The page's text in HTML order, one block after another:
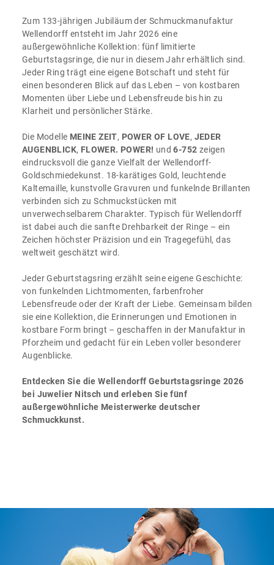
Zum 133-jährigen Jubiläum der Schmuckmanufaktur
Wellendorff entsteht im Jahr 2026 eine
außergewöhnliche Kollektion: fünf limitierte
Geburtstagsringe, die nur in diesem Jahr erhältlich sind.
Jeder Ring trägt eine eigene Botschaft und steht für
einen besonderen Blick auf das Leben – von kostbaren
Momenten über Liebe und Lebensfreude bis hin zu
Klarheit und persönlicher Stärke.
Die Modelle MEINE ZEIT, POWER OF LOVE, JEDER
AUGENBLICK, FLOWER. POWER! und6-752 zeigen
eindrucksvoll die ganze Vielfalt der Wellendorff-
Goldschmiedekunst. 18-karätiges Gold, leuchtende
Kaltemaille, kunstvolle Gravuren und funkelnde Brillanten
verbinden sich zu Schmuckstücken mit
unverwechselbarem Charakter. Typisch für Wellendorff
ist dabei auch die sanfte Drehbarkeit der Ringe – ein
Zeichen höchster Präzision und ein Tragegefühl, das
weltweit geschätzt wird.
Jeder Geburtstagsring erzählt seine eigene Geschichte:
von funkelnden Lichtmomenten, farbenfroher
Lebensfreude oder der Kraft der Liebe. Gemeinsam bilden
sie eine Kollektion, die Erinnerungen und Emotionen in
kostbare Form bringt – geschaffen in der Manufaktur in
Pforzheim und gedacht für ein Leben voller besonderer
Augenblicke.
Entdecken Sie die Wellendorff Geburtstagsringe 2026
bei Juwelier Nitsch und erleben Sie fünf
außergewöhnliche Meisterwerke deutscher
Schmuckkunst.